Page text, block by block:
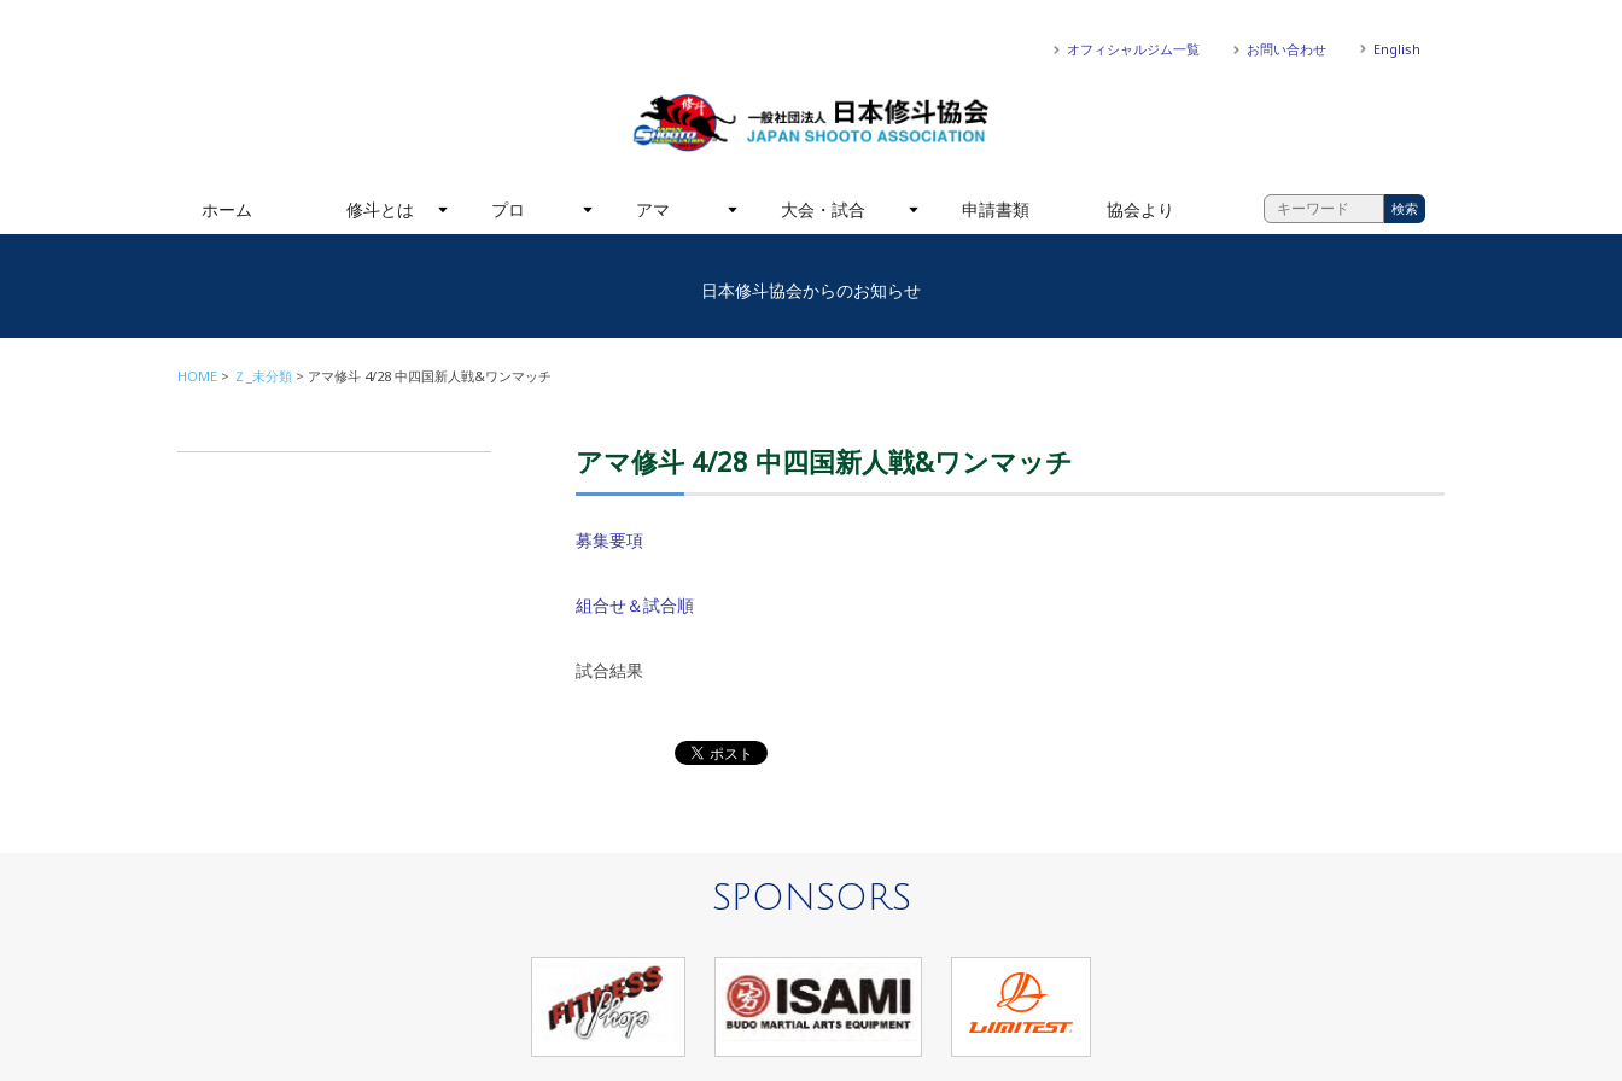
オフィシャルジム一覧 お問い合わせ English
ホーム 修斗とは プロ アマ 大会・試合 申請書類 協会より
日本修斗協会からのお知らせ
HOME Ｚ_未分類 アマ修斗 4/28 中四国新人戦&ワンマッチ
アマ修斗 4/28 中四国新人戦&ワンマッチ
募集要項
組合せ＆試合順
試合結果
SPONSORS